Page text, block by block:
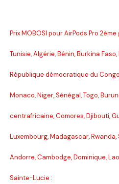
Prix MOBOSI pour AirPods Pro
Tunisie, Algérie, Bénin, Burkina
République démocratique du
Monaco, Niger, Sénégal, Togo,
centrafricaine, Comores, Djibouti,
Luxembourg, Madagascar,
Andorre, Cambodge, Dominique,
Sainte-Lucie :